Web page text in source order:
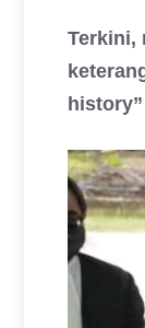
Terkini,